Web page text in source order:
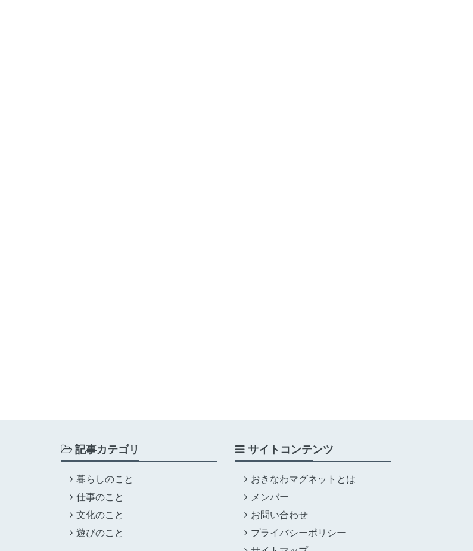
記事カテゴリ
暮らしのこと
仕事のこと
文化のこと
遊びのこと
サイトコンテンツ
おきなわマグネットとは
メンバー
お問い合わせ
プライバシーポリシー